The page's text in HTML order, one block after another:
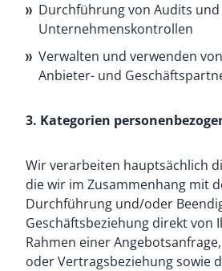
Durchführung von Audits und
Unternehmenskontrollen
Verwalten und verwenden
Anbieter- und
3. Kategorien
Wir verarbeiten hauptsächlich
die wir im Zusammenhang mit
Durchführung und/oder
Geschäftsbeziehung direkt von
Rahmen einer
oder Vertragsbeziehung sowie